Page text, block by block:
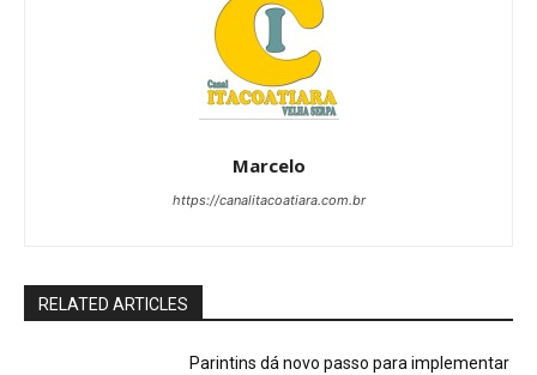
Marcelo
https://canalitacoatiara.com.br
RELATED ARTICLES
Parintins dá novo passo para implementar